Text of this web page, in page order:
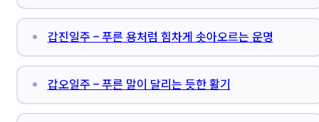
갑진일주 – 푸른 용처럼 힘차게 솟아오르는 운명
갑오일주 – 푸른 말이 달리는 듯한 활기